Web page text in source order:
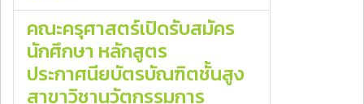
คณะครุศาสตร์เปิดรับสมัคร
นักศึกษา หลักสูตร
ประกาศนียบัตรบัณฑิตชั้นสูง
สาขาวิชานวัตกรรมการ